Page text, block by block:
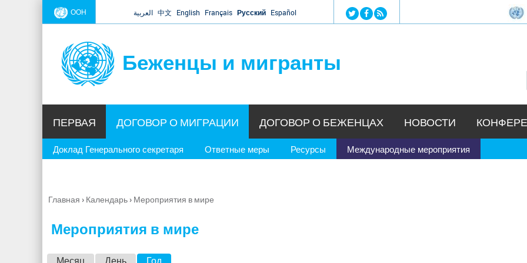
Jump to navigation
ООН العربية 中文 English Français Русский Español
Беженцы и мигранты
ПЕРВАЯ ДОГОВОР О МИГРАЦИИ
Доклад Генерального секретаря Ответные меры Ресурсы Международные мероприятия
ДОГОВОР О БЕЖЕНЦАХ НОВОСТИ
Вы
Главная › Календарь› Мероприятия в мире
Мероприятия в мире